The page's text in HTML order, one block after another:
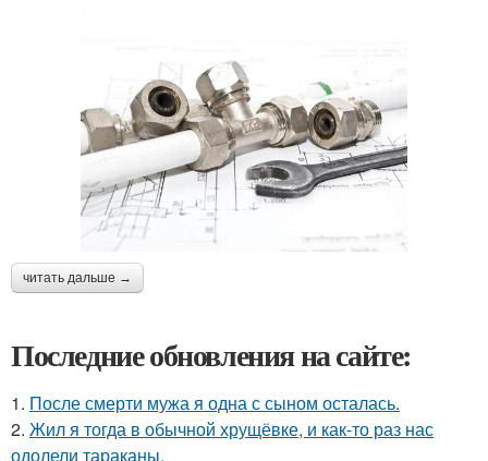
читать дальше →
Последние обновления на сайте:
1. После смерти мужа я одна с сыном осталась.
2. Жил я тогда в обычной хрущёвке, и как-то раз нас
одолели тараканы.